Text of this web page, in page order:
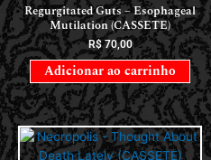
Regurgitated Guts – Esophageal
Mutilation (CASSETE)
R$70,00
Adicionar ao carrinho